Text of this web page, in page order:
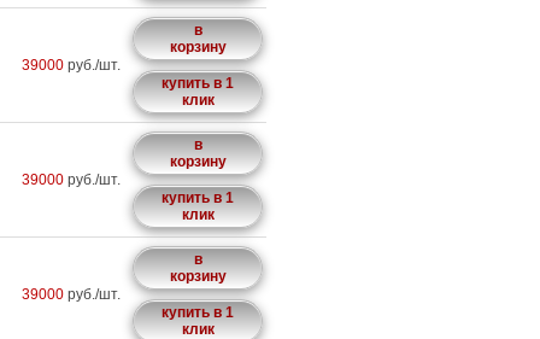
39000 руб./шт.
в
корзину
купить в 1
клик
39000 руб./шт.
в
корзину
купить в 1
клик
39000 руб./шт.
в
корзину
купить в 1
клик